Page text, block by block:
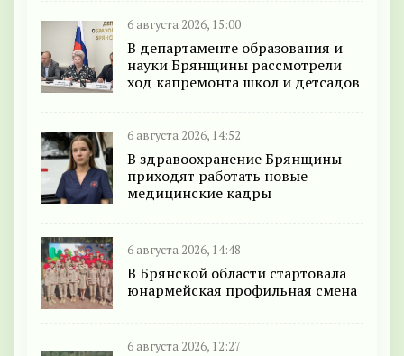
6 августа 2026, 15:00
В департаменте образования и
науки Брянщины рассмотрели
ход капремонта школ и детсадов
6 августа 2026, 14:52
В здравоохранение Брянщины
приходят работать новые
медицинские кадры
6 августа 2026, 14:48
В Брянской области стартовала
юнармейская профильная смена
6 августа 2026, 12:27